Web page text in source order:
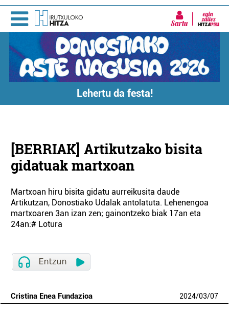
Sartu
Lehertu da festa!
[BERRIAK] Artikutzako bisita
gidatuak martxoan
Martxoan hiru bisita gidatu aurreikusita daude
Artikutzan, Donostiako Udalak antolatuta. Lehenengoa
martxoaren 3an izan zen; gainontzeko biak 17an eta
24an:# Lotura
Cristina Enea Fundazioa 2024/03/07